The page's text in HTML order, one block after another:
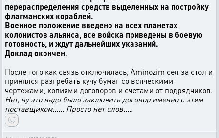
перераспределения средств выделенных на постройку
флагманских кораблей.
Военное положение введено на всех планетах
колонистов альянса, все войска приведены в боевую
готовность, и ждут дальнейших указаний.
Доклад окончен.
После того как связь отключилась, Aminozim сел за стол и
принялся разгребать кучу бумаг со всяческими
чертежами, копиями договоров и счетами от подрядчиков.
Нет, ну это надо было заключить договор именно с этим
поставщиком...... Просто нет слов.....